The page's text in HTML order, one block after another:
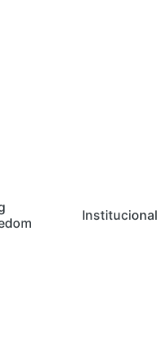
Institucional